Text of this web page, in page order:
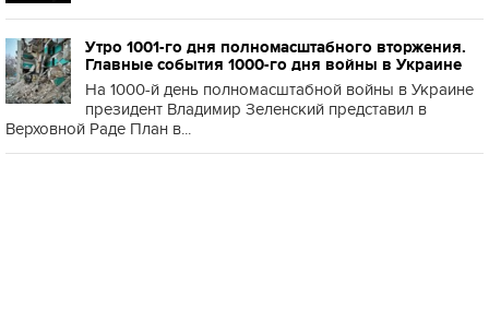
Утро 1001-го дня полномасштабного вторжения.
Главные события 1000-го дня войны в Украине
На 1000-й день полномасштабной войны в Украине
президент Владимир Зеленский представил в
Верховной Раде План в...